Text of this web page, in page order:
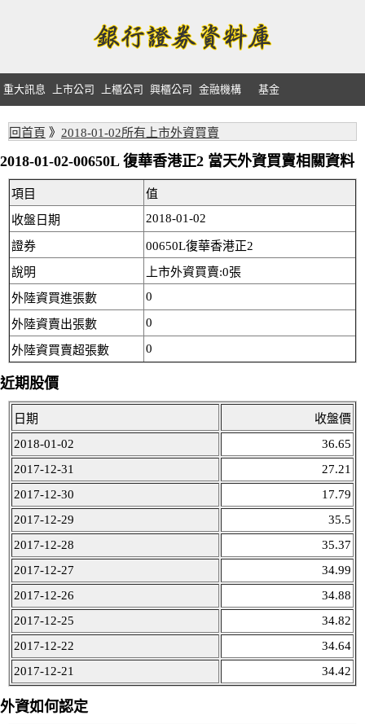
重大訊息 上市公司 上櫃公司 興櫃公司 金融機構 基金
回首頁 》 2018-01-02所有上市外資買賣
2018-01-02-00650L 復華香港正2 當天外資買賣相關資料
項目
值
收盤日期
2018-01-02
證券
00650L復華香港正2
說明
上市外資買賣:0張
外陸資買進張數
0
外陸資賣出張數 0
外陸資買賣超張數 0
近期股價
日期
收盤價
2018-01-02
36.65
2017-12-31
27.21
2017-12-30
17.79
2017-12-29
35.5
2017-12-28
35.37
2017-12-27
34.99
2017-12-26
34.88
2017-12-25
34.82
2017-12-22
34.64
2017-12-21
34.42
外資如何認定